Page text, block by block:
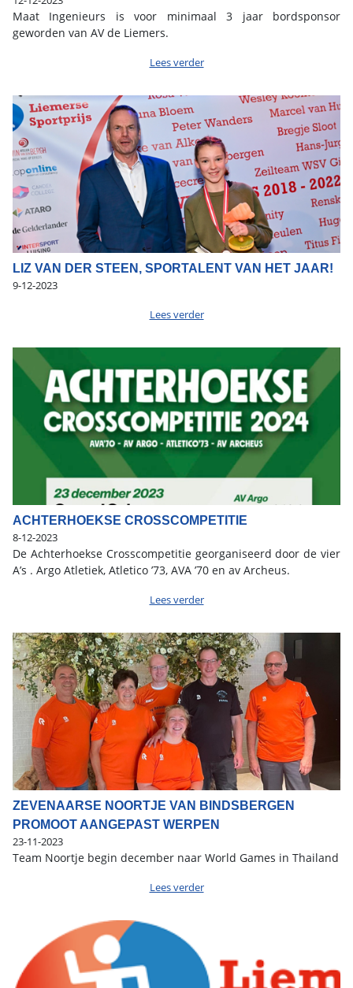
Maat Ingenieurs is voor minimaal 3 jaar bordsponsor
geworden van AV de Liemers.
Lees verder
LIZ VAN DER STEEN, SPORTALENT VAN HET JAAR!
9-12-2023
Lees verder
ACHTERHOEKSE CROSSCOMPETITIE
8-12-2023
De Achterhoekse Crosscompetitie georganiseerd door de vier
A’s . Argo Atletiek, Atletico ’73, AVA ’70 en av Archeus.
Lees verder
ZEVENAARSE NOORTJE VAN BINDSBERGEN
PROMOOT AANGEPAST WERPEN
23-11-2023
Team Noortje begin december naar World Games in Thailand
Lees verder